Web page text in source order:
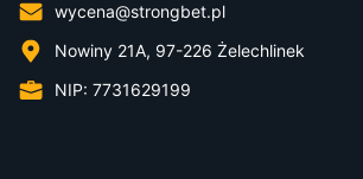
wycena@strongbet.pl
Nowiny 21A, 97-226 Żelechlinek
NIP: 7731629199